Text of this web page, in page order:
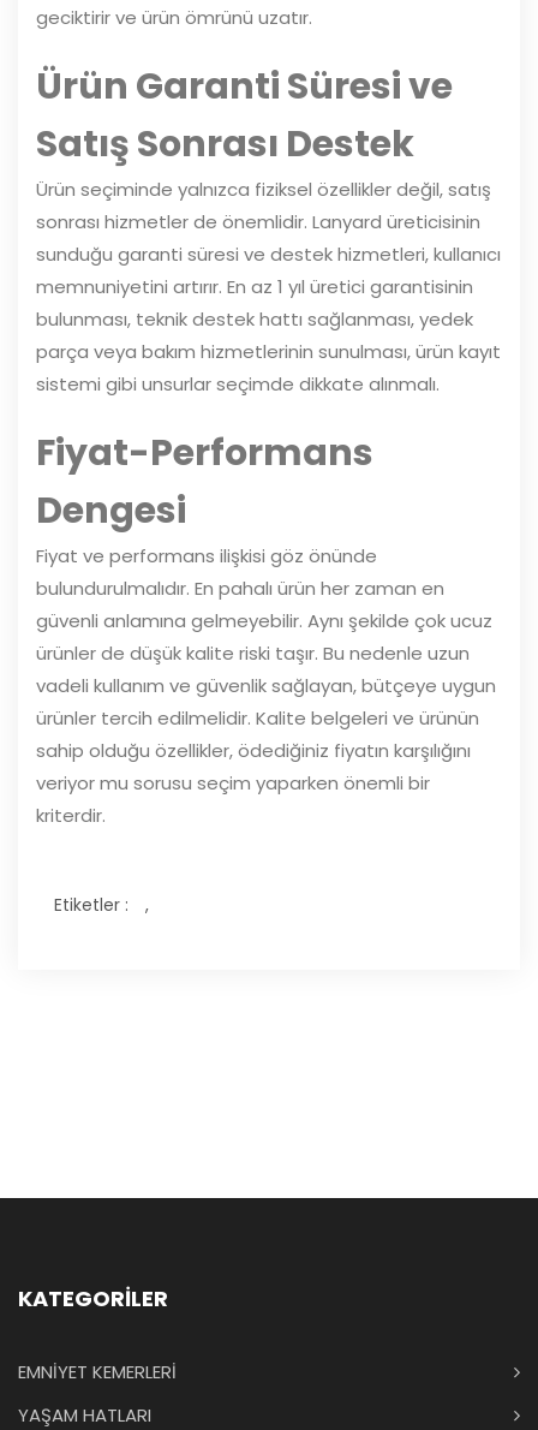
geciktirir ve ürün ömrünü uzatır.
Ürün Garanti Süresi ve
Satış Sonrası Destek
Ürün seçiminde yalnızca fiziksel özellikler değil, satış
sonrası hizmetler de önemlidir. Lanyard üreticisinin
sunduğu garanti süresi ve destek hizmetleri, kullanıcı
memnuniyetini artırır. En az 1 yıl üretici garantisinin
bulunması, teknik destek hattı sağlanması, yedek
parça veya bakım hizmetlerinin sunulması, ürün kayıt
sistemi gibi unsurlar seçimde dikkate alınmalı.
Fiyat-Performans
Dengesi
Fiyat ve performans ilişkisi göz önünde
bulundurulmalıdır. En pahalı ürün her zaman en
güvenli anlamına gelmeyebilir. Aynı şekilde çok ucuz
ürünler de düşük kalite riski taşır. Bu nedenle uzun
vadeli kullanım ve güvenlik sağlayan, bütçeye uygun
ürünler tercih edilmelidir. Kalite belgeleri ve ürünün
sahip olduğu özellikler, ödediğiniz fiyatın karşılığını
veriyor mu sorusu seçim yaparken önemli bir
kriterdir.
Etiketler : ,
KATEGORİLER
EMNİYET KEMERLERİ
YAŞAM HATLARI